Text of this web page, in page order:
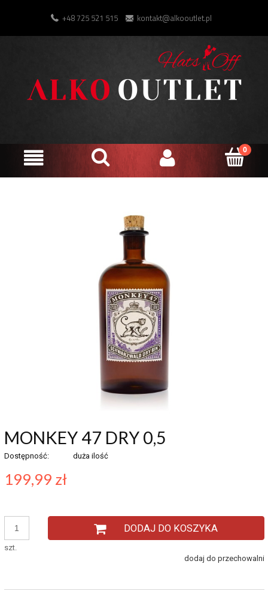
+48 725 521 515 kontakt@alkooutlet.pl
MONKEY 47 DRY 0,5
Dostępność: duża ilość
199,99 zł
szt.
DODAJ DO KOSZYKA
dodaj do przechowalni